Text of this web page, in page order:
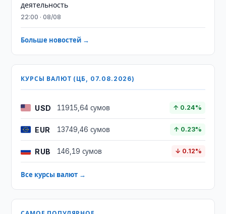
деятельность
22:00 · 08/08
Больше новостей →
КУРСЫ ВАЛЮТ (ЦБ, 07.08.2026)
USD 11915,64 сумов ↑ 0.24%
EUR 13749,46 сумов ↑ 0.23%
RUB 146,19 сумов ↓ 0.12%
Все курсы валют →